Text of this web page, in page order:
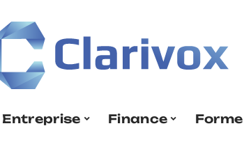
Entreprise Finance Forme